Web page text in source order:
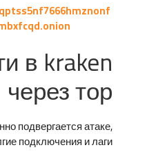
в kraken
через тор
подвергается атаке,
подключения и лаги.